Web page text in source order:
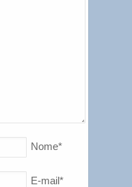
Nome*
E-mail*